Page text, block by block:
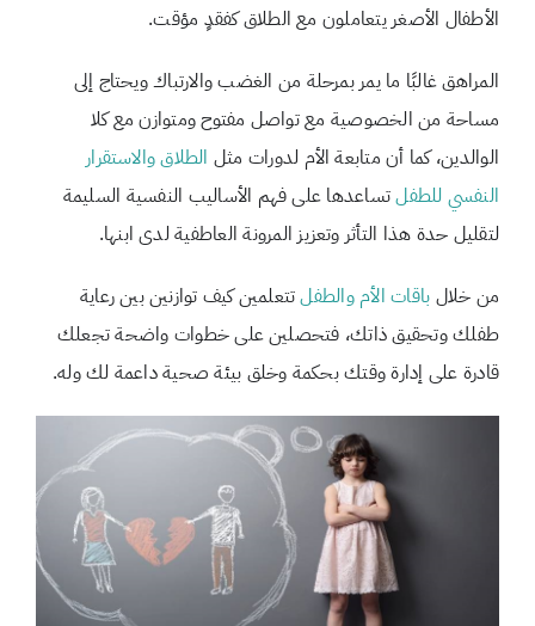
الأطفال الأصغر يتعاملون مع الطلاق كفقدٍ مؤقت.
المراهق غالبًا ما يمر بمرحلة من الغضب والارتباك ويحتاج إلى
مساحة من الخصوصية مع تواصل مفتوح ومتوازن مع كلا
الوالدين، كما أن متابعة الأم لدورات مثل الطلاق والاستقرار
النفسي للطفلتساعدها على فهم الأساليب النفسية السليمة
لتقليل حدة هذا التأثر وتعزيز المرونة العاطفية لدى ابنها.
من خلال باقات الأم والطفلتتعلمين كيف توازنين بين رعاية
طفلك وتحقيق ذاتك، فتحصلين على خطوات واضحة تجعلك
قادرة على إدارة وقتك بحكمة وخلق بيئة صحية داعمة لك وله.